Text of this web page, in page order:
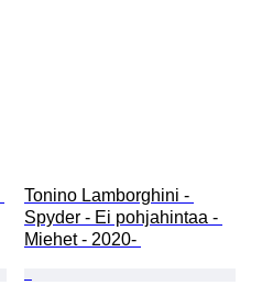
Tonino Lamborghini -
Spyder - Ei pohjahintaa -
Miehet - 2020-